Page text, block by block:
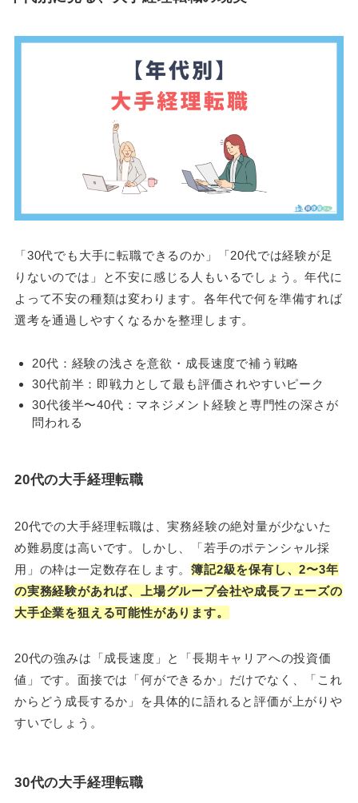
「30代でも大手に転職できるのか」「20代では経験が足
りないのでは」と不安に感じる人もいるでしょう。年代に
よって不安の種類は変わります。各年代で何を準備すれば
選考を通過しやすくなるかを整理します。
20代：経験の浅さを意欲・成長速度で補う戦略
30代前半：即戦力として最も評価されやすいピーク
30代後半〜40代：マネジメント経験と専門性の深さが
問われる
20代の大手経理転職
20代での大手経理転職は、実務経験の絶対量が少ないた
め難易度は高いです。しかし、「若手のポテンシャル採
用」の枠は一定数存在します。簿記2級を保有し、2〜3年
の実務経験があれば、上場グループ会社や成長フェーズの
大手企業を狙える可能性があります。
20代の強みは「成長速度」と「長期キャリアへの投資価
値」です。面接では「何ができるか」だけでなく、「これ
からどう成長するか」を具体的に語れると評価が上がりや
すいでしょう。
30代の大手経理転職